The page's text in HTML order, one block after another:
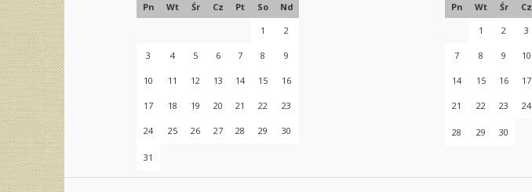
Pn Wt Śr Cz Pt So
Nd
1
2
3 4 5 6 7 8 9
10 11 12 13 14 15 16
17 18 19 20 21 22 23
24 25 26 27 28 29 30
31
Pn Wt Śr Cz
1
2 3
7 8 9 10
14 15 16 17
21 22 23 24
28 29 30